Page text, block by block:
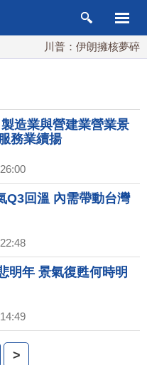
川普：伊朗擁核夢碎
造業與營建業營業景
務業續揚
Q3回溫 內需帶動台灣
明年 景氣復甦何時明
>